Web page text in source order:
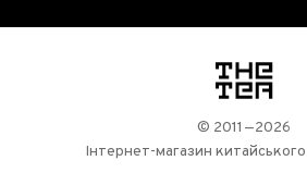
логотип
© 2011—2026
Інтернет-магазин